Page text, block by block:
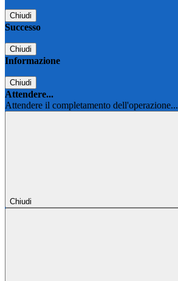
Chiudi
Successo
Chiudi
Informazione
Chiudi
Attendere...
Attendere il completamento dell'operazione...
Chiudi